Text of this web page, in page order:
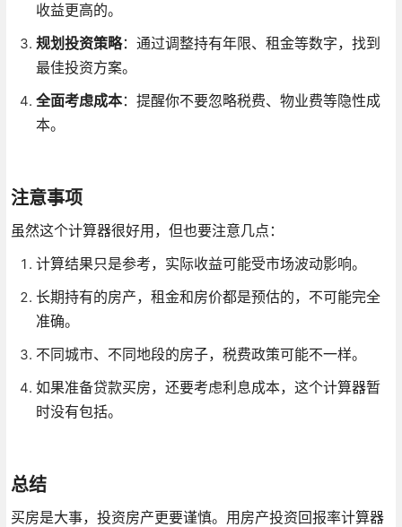
收益更高的。
规划投资策略：通过调整持有年限、租金等数字，找到
最佳投资方案。
全面考虑成本：提醒你不要忽略税费、物业费等隐性成
本。
注意事项
虽然这个计算器很好用，但也要注意几点：
计算结果只是参考，实际收益可能受市场波动影响。
长期持有的房产，租金和房价都是预估的，不可能完全
准确。
不同城市、不同地段的房子，税费政策可能不一样。
如果准备贷款买房，还要考虑利息成本，这个计算器暂
时没有包括。
总结
买房是大事，投资房产更要谨慎。用房产投资回报率计算器